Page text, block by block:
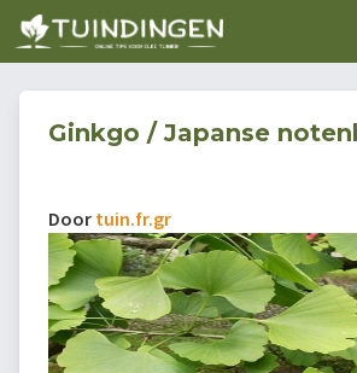
Ginkgo / Japanse
Door tuin.fr.gr